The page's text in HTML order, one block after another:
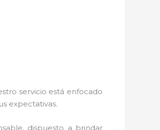
servicio está enfocado
expectativas.
dispuesto a brindar